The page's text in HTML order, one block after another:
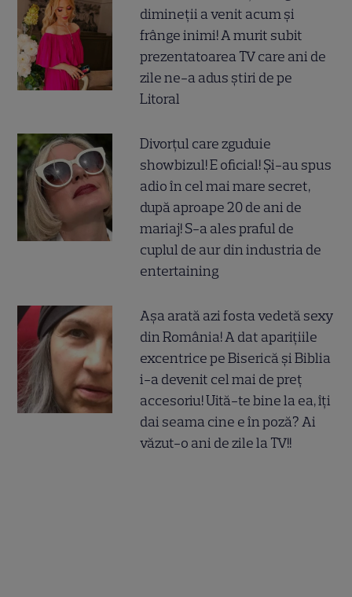
dimineții a venit acum și
frânge inimi! A murit subit
prezentatoarea TV care ani de
zile ne-a adus știri de pe
Litoral
Divorțul care zguduie
showbizul! E oficial! Și-au spus
adio în cel mai mare secret,
după aproape 20 de ani de
mariaj! S-a ales praful de
cuplul de aur din industria de
entertaining
Așa arată azi fosta vedetă sexy
din România! A dat aparițiile
excentrice pe Biserică și Biblia
i-a devenit cel mai de preț
accesoriu! Uită-te bine la ea, îți
dai seama cine e în poză? Ai
văzut-o ani de zile la TV!!